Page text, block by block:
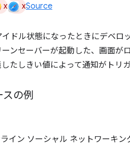
x xSource
ドル状態になったときにデベロ
ンセーバーが起動した、画面
たしきい値によって通知がトリガ
の例
イン ソーシャル ネットワーキ